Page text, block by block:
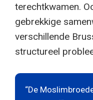
terechtkwamen.
gebrekkige
verschillende
structureel
“De